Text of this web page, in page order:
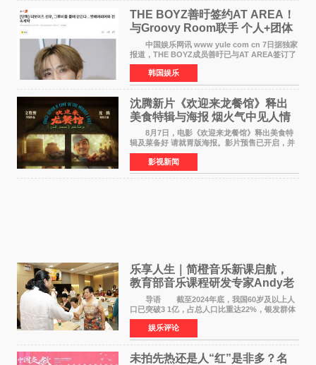
THE BOYZ善旴签约AT AREA！
与Groovy Room联手 个人+团体
活动并行
中国娱乐网讯 www yule com cn 7日据独家
报道，THE BOYZ成员善旴已与AT AREA签订了
专属合约。AT AREA是由知名制作人组合
Groovy Room创立的hip-hop厂牌，旗下拥有多
位实力派音乐人，在韩
韩国娱乐
沈腾新片《欢迎来龙餐馆》释出
美食特辑与海报 烟火气中见人情
温暖
8月7日，电影《欢迎来龙餐馆》释出美食特
辑及菜备好 请就胃版海报。影片预售已开启，并
将于8月8日至10日14:00-21:00举行全国超前点
映。电影《欢迎来龙餐馆》作为战争美食喜剧大
片，讲述了中国
影视新闻
乐享人生｜简橙音乐新课启航，
教育部音乐课程研发专家Andy老
师重磅入驻领航银龄琴声
导语 截至2024年底，我国60岁及以上人
口已突破3 1亿，占总人口比重达22%，银发群体
的精神文化需求日益凸显。2024年1月，国务院办
公厅印发《关于发展银发经济增进老年人福祉的
意见》——这是
娱乐评论
未拍先热还是人“红”是非多？名